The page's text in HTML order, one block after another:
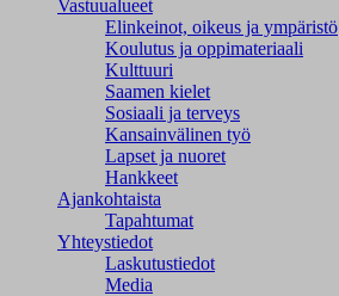
Vastuualueet
Elinkeinot, oikeus ja ympäristö
Koulutus ja oppimateriaali
Kulttuuri
Saamen kielet
Sosiaali ja terveys
Kansainvälinen työ
Lapset ja nuoret
Hankkeet
Ajankohtaista
Tapahtumat
Yhteystiedot
Laskutustiedot
Media